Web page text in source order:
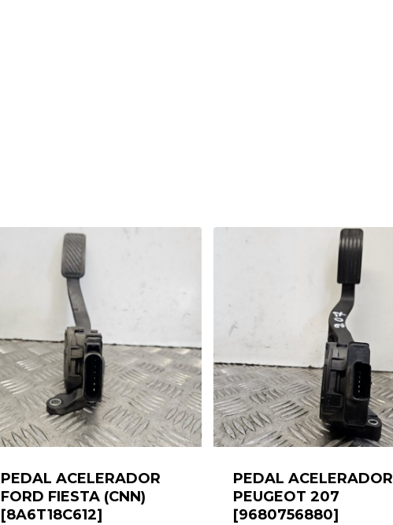
PEDAL ACELERADOR
FORD FIESTA (CNN)
[8A6T18C612]
PEDAL ACELERADOR
PEUGEOT 207
[9680756880]